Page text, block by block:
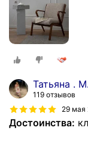
Татьяна . М.
119 отзывов
29 мая
Достоинства: